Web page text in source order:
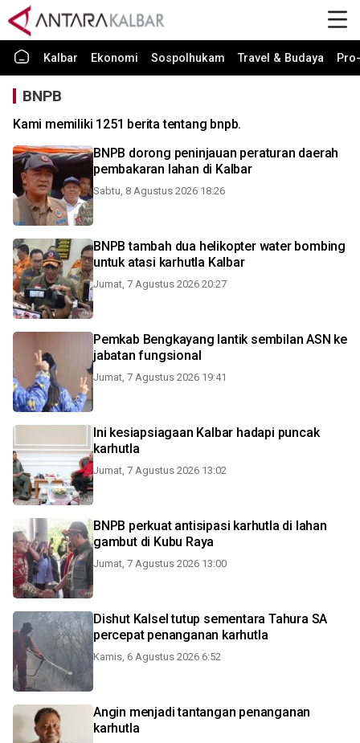
Kalbar Ekonomi Sospolhukam Travel & Budaya
BNPB
Kami memiliki 1251 berita tentang bnpb.
BNPB dorong peninjauan peraturan daerah
pembakaran lahan di Kalbar
Sabtu, 8 Agustus 2026 18:26
BNPB tambah dua helikopter water bombing
untuk atasi karhutla Kalbar
Jumat, 7 Agustus 2026 20:27
Pemkab Bengkayang lantik sembilan ASN ke
jabatan fungsional
Jumat, 7 Agustus 2026 19:41
Ini kesiapsiagaan Kalbar hadapi puncak
karhutla
Jumat, 7 Agustus 2026 13:02
BNPB perkuat antisipasi karhutla di lahan
gambut di Kubu Raya
Jumat, 7 Agustus 2026 13:00
Dishut Kalsel tutup sementara Tahura SA
percepat penanganan karhutla
Kamis, 6 Agustus 2026 6:52
Angin menjadi tantangan penanganan
karhutla